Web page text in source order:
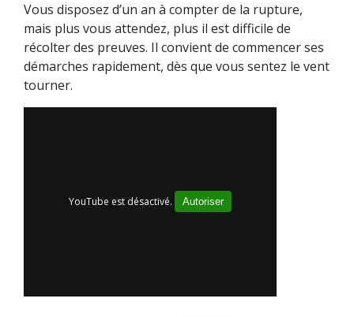
Vous disposez d’un an à compter de la rupture,
mais plus vous attendez, plus il est difficile de
récolter des preuves. Il convient de commencer ses
démarches rapidement, dès que vous sentez le vent
tourner.
YouTube est désactivé. Autoriser